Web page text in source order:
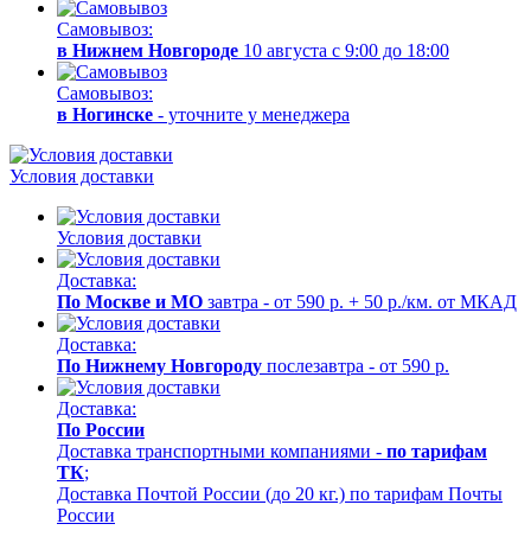
Самовывоз:
в Нижнем Новгороде 10 августа с 9:00 до 18:00
Самовывоз:
в Ногинске - уточните у менеджера
Условия доставки
Условия доставки
Доставка:
По Москве и МО завтра - от 590 р. + 50 р./км. от МКАД
Доставка:
По Нижнему Новгороду послезавтра - от 590 р.
Доставка:
По России
Доставка транспортными компаниями - по тарифам
ТК;
Доставка Почтой России (до 20 кг.) по тарифам Почты
России